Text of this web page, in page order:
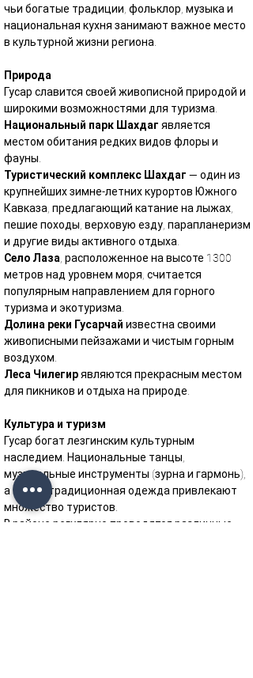
чьи богатые традиции, фольклор, музыка и
национальная кухня занимают важное место
в культурной жизни региона.
Природа
Гусар славится своей живописной природой и
широкими возможностями для туризма.
Национальный парк Шахдаг является
местом обитания редких видов флоры и
фауны.
Туристический комплекс Шахдаг — один из
крупнейших зимне-летних курортов Южного
Кавказа, предлагающий катание на лыжах,
пешие походы, верховую езду, парапланеризм
и другие виды активного отдыха.
Село Лаза , расположенное на высоте 1300
метров над уровнем моря, считается
популярным направлением для горного
туризма и экотуризма.
Долина реки Гусарчай известна своими
живописными пейзажами и чистым горным
воздухом.
Леса Чилегир являются прекрасным местом
для пикников и отдыха на природе.
Культура и туризм
Гусар богат лезгинским культурным
наследием. Национальные танцы,
музыкальные инструменты (зурна и гармонь),
а также традиционная одежда привлекают
множество туристов.
В районе регулярно проводятся различные